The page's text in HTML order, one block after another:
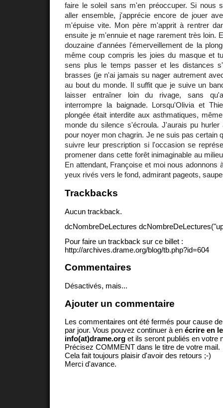
faire le soleil sans m'en préoccuper. Si nous
aller ensemble, j'apprécie encore de jouer
m'épuise vite. Mon père m'apprit à rentrer
ensuite je m'ennuie et nage rarement très loin.
douzaine d'années l'émerveillement de la
même coup compris les joies du masque et
sens plus le temps passer et les distances
brasses (je n'ai jamais su nager autrement
au bout du monde. Il suffit que je suive un
laisser entraîner loin du rivage, sans
interrompre la baignade. Lorsqu'Olivia et
plongée était interdite aux asthmatiques,
monde du silence s'écroula. J'aurais pu
pour noyer mon chagrin. Je ne suis pas certain
suivre leur prescription si l'occasion se
promener dans cette forêt inimaginable au
En attendant, Françoise et moi nous adonnons
yeux rivés vers le fond, admirant pageots,
Trackbacks
Aucun trackback.
dcNombreDeLectures
Pour faire un trackback sur ce billet :
http://archives.drame.org/blog/tb.php?id=604
Commentaires
Désactivés, mais...
Ajouter un commentaire
Les commentaires ont été fermés pour cause
par jour. Vous pouvez continuer à en écrire en
info(at)drame.org et ils seront publiés en votre
Précisez COMMENT dans le titre de votre mail.
Cela fait toujours plaisir d'avoir des retours ;-)
Merci d'avance.